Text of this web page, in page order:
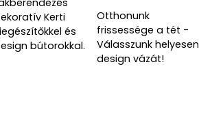
be a Gedy csodaszép és
hogy meseszép otthonunk
ezeknek az emlékeknek!
állapotának
a tisztításnál alkalmazzunk
és kerüljük a savas
Kerti
és
bútorokkal.
Otthonunk
frissessége a tét -
Válasszunk helyesen
design vázát!